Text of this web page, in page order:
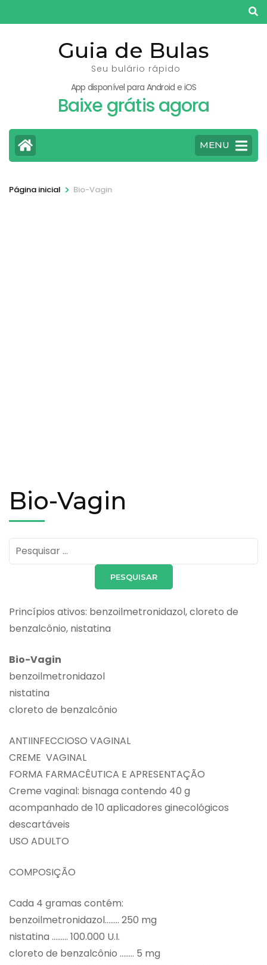
para
Guia de Bulas
Seu bulário rápido
App disponível para Android e iOS
Baixe grátis agora
MENU
Página inicial > Bio-Vagin
Bio-Vagin
Pesquisar
por:
Princípios ativos: benzoilmetronidazol, cloreto de
benzalcônio, nistatina
Bio-Vagin
benzoilmetronidazol
nistatina
cloreto de benzalcônio
ANTIINFECCIOSO VAGINAL
CREME VAGINAL
FORMA FARMACÊUTICA E APRESENTAÇÃO
Creme vaginal: bisnaga contendo 40 g
acompanhado de 10 aplicadores ginecológicos
descartáveis
USO ADULTO
COMPOSIÇÃO
Cada 4 gramas contém:
benzoilmetronidazol…….. 250 mg
nistatina ……… 100.000 U.I.
cloreto de benzalcônio …….. 5 mg